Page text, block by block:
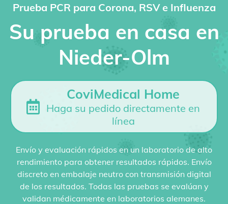
Prueba PCR para Corona, RSV e Influenza
Su prueba en casa en
Nieder-Olm
CoviMedical Home
Haga su pedido directamente en
línea
Envío y evaluación rápidos en un laboratorio de alto
rendimiento para obtener resultados rápidos. Envío
discreto en embalaje neutro con transmisión digital
de los resultados. Todas las pruebas se evalúan y
validan médicamente en laboratorios alemanes.